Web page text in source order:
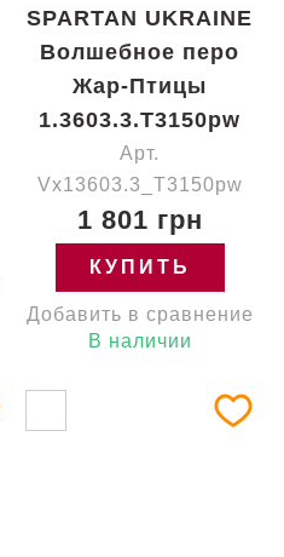
SPARTAN UKRAINE
Волшебное перо
Жар-Птицы
1.3603.3.T3150pw
Арт.
Vx13603.3_T3150pw
1 801 грн
КУПИТЬ
Добавить в сравнение
В наличии